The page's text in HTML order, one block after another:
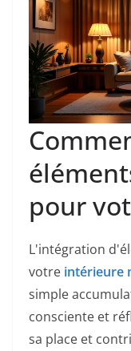
pour
L'intégration
votre intérieure
simple
consciente et
sa place et